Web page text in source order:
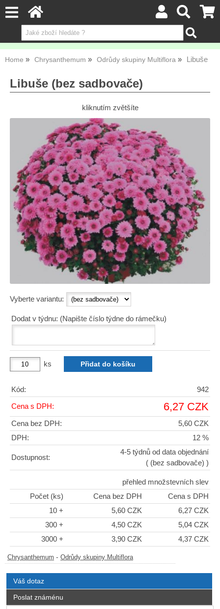
Home Chrysanthemum Odrůdy skupiny Multiflora Libuše
Libuše (bez sadbovače)
kliknutím zvětšíte
Vyberte variantu:
Dodat v týdnu: (Napište číslo týdne do rámečku)
ks
Kód: 942
Cena s DPH: 6,27 CZK
Cena bez DPH:
5,60 CZK
DPH:
12 %
Dostupnost:
4-5 týdnů od data objednání
( (bez sadbovače) )
přehled množstevních slev
Počet (ks)
Cena bez DPH
Cena s DPH
10 +
5,60 CZK
6,27 CZK
300 +
4,50 CZK
5,04 CZK
3000 +
3,90 CZK 4,37 CZK
Chrysanthemum - Odrůdy skupiny Multiflora
Váš dotaz
Poslat známénu